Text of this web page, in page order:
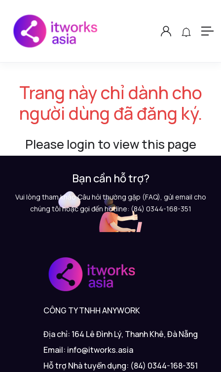
Trang này chỉ dành cho
người dùng đã đăng ký.
Please login to view this page
Bạn cần hỗ trợ?
Vui lòng tham khảo Câu hỏi thường gặp (FAQ), gửi email cho
chúng tôi hoặc gọi đến hotline: (84) 0344-168-351
CÔNG TY TNHH ANYWORK
Địa chỉ: 164 Lê Đình Lý, Thanh Khê, Đà Nẵng
Email: info@itworks.asia
Hỗ trợ Nhà tuyển dụng: (84) 0344-168-351